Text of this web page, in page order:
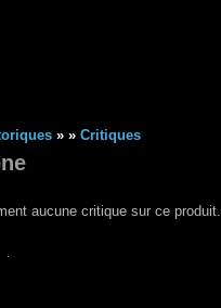
» » Critiques
aucune critique sur ce produit.